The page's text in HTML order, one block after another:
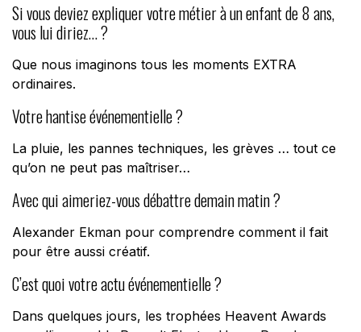
Si vous deviez expliquer votre métier à un enfant de 8 ans,
vous lui diriez… ?
Que nous imaginons tous les moments EXTRA
ordinaires.
Votre hantise événementielle ?
La pluie, les pannes techniques, les grèves … tout ce
qu’on ne peut pas maîtriser…
Avec qui aimeriez-vous débattre demain matin ?
Alexander Ekman pour comprendre comment il fait
pour être aussi créatif.
C’est quoi votre actu événementielle ?
Dans quelques jours, les trophées Heavent Awards